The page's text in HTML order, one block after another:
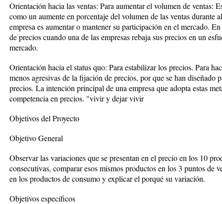
Orientación hacia las ventas: Para aumentar el volumen de ventas:
como un aumente en porcentaje del volumen de las ventas
empresa es aumentar o mantener su participación en el mercado.
de precios cuando una de las empresas rebaja sus precios en un
mercado.
Orientación hacia el status quo: Para estabilizar los precios. Para
menos agresivas de la fijación de precios, por que se han diseñado
precios. La intención principal de una empresa que adopta estas
competencia en precios. "vivir y dejar vivir
Objetivos del Proyecto
Objetivo General
Observar las variaciones que se presentan en el precio en los 10
consecutivas, comparar esos mismos productos en los 3 puntos de
en los productos de consumo y explicar el porqué su variación.
Objetivos específicos